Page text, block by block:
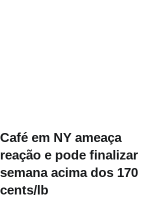
Café em NY ameaça
reação e pode finalizar
semana acima dos 170
cents/lb